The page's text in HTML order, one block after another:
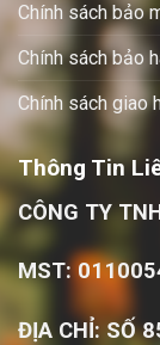
Chính sách bảo
Chính sách bảo
Chính sách giao
Thông Tin
CÔNG TY
MST:
ĐỊA CHỈ: SỐ